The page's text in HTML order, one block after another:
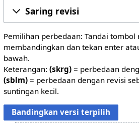
Saring revisi
Pemilihan perbedaan: Tandai
membandingkan dan tekan enter
bawah.
Keterangan: (skrg)= perbedaan
(sblm)= perbedaan dengan revisi
suntingan kecil.